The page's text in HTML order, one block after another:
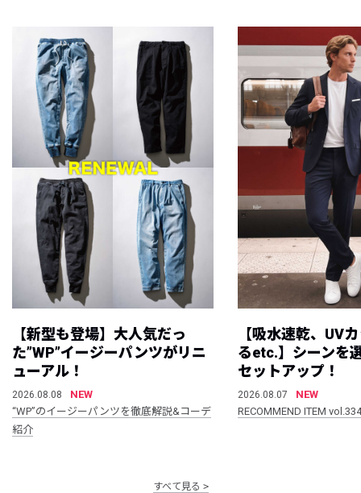
【新型も登場】大人気だっ
た”WP”イージーパンツがリニ
ューアル！
2026.08.08
NEW
“WP”のイージーパンツを徹底解説&コーデ
紹介
【吸水速乾、UV
るetc.】シーンを
セットアップ！
2026.08.07
NEW
RECOMMEND ITEM vol.334
すべて見る